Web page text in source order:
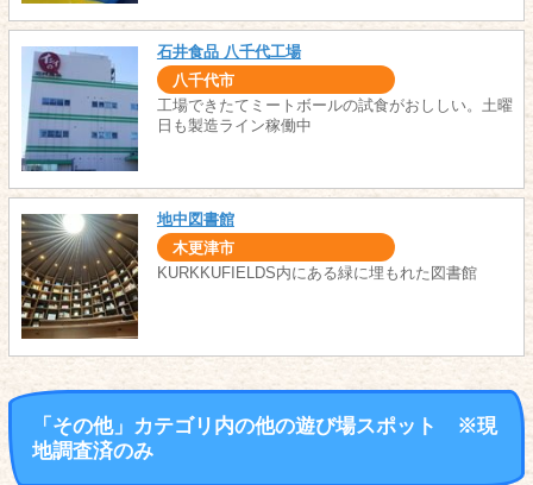
石井食品 八千代工場
八千代市
工場できたてミートボールの試食がおししい。土曜
日も製造ライン稼働中
地中図書館
木更津市
KURKKUFIELDS内にある緑に埋もれた図書館
「その他」カテゴリ内の他の遊び場スポット ※現
地調査済のみ